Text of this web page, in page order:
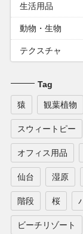
生活用品
動物・生物
テクスチャ
Tag
猿 観葉植物
スウィートピー
オフィス用品
仙台 湿原
階段 桜
ビーチリゾート